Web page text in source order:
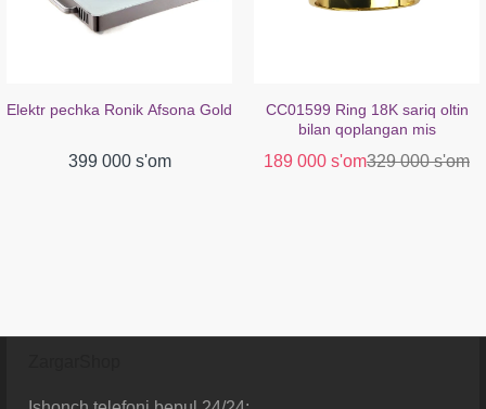
Elektr pechka Ronik Afsona Gold
399 000 s'om
CC01599 Ring 18K sariq oltin
bilan qoplangan mis
189 000 s'om329 000 s'om